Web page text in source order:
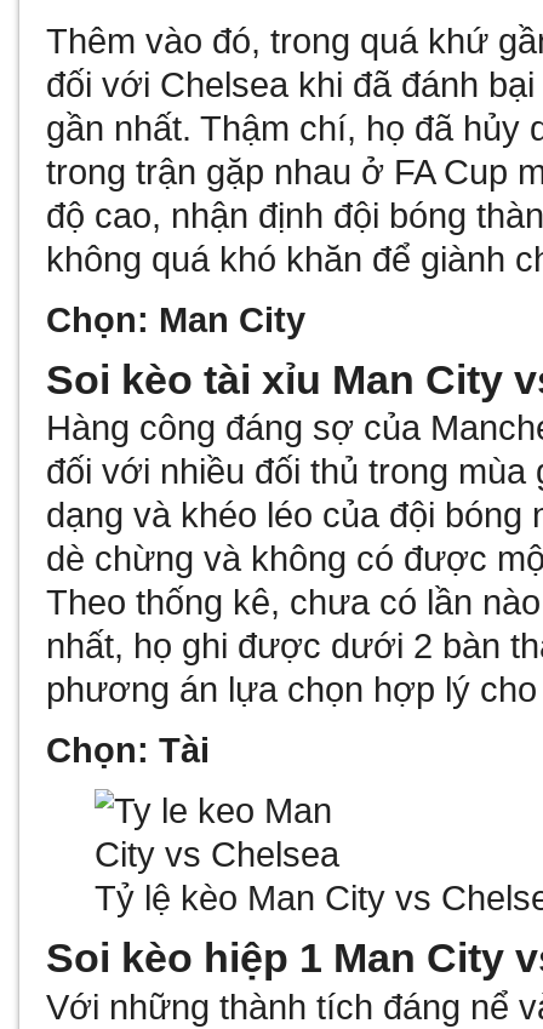
Thêm vào đó, trong quá khứ
đối với Chelsea khi đã đánh
gần nhất. Thậm chí, họ đã hủy
trong trận gặp nhau ở FA Cup
độ cao, nhận định đội bóng
không quá khó khăn để giành
Chọn: Man City
Soi kèo tài xỉu Man City
Hàng công đáng sợ của
đối với nhiều đối thủ trong mùa
dạng và khéo léo của đội bóng
dè chừng và không có được
Theo thống kê, chưa có lần
nhất, họ ghi được dưới 2 bàn
phương án lựa chọn hợp lý
Chọn: Tài
Tỷ lệ kèo Man City vs
Soi kèo hiệp 1 Man City
Với những thành tích đáng nể